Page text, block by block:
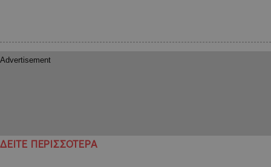
ΔΕΙΤΕ ΠΕΡΙΣΣΟΤΕΡΑ